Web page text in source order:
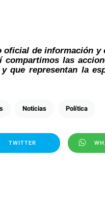
oficial de información
compartimos las
que representan la
Noticias Política
TWITTER